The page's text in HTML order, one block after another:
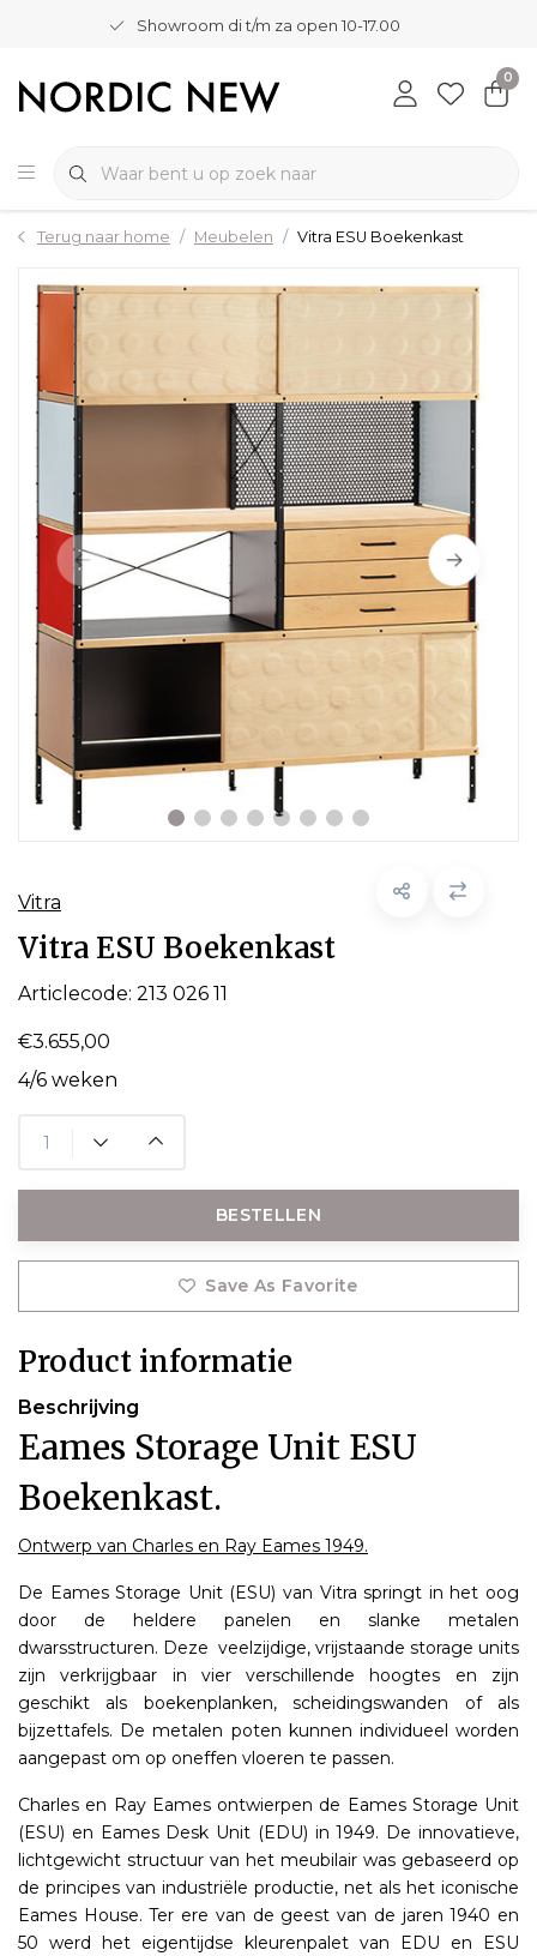
Showroom di t/m za open 10-17.00
0
Terug naar home Meubelen Vitra ESU Boekenkast
Vitra
Vitra ESU Boekenkast
Articlecode: 213 026 11
€3.655,00
4/6 weken
BESTELLEN
Save As Favorite
Product informatie
Beschrijving
Eames Storage Unit ESU
Boekenkast.
Ontwerp van Charles en Ray Eames 1949.
De Eames Storage Unit (ESU) van Vitra springt in het oog
door de heldere panelen en slanke metalen
dwarsstructuren. Deze veelzijdige, vrijstaande storage units
zijn verkrijgbaar in vier verschillende hoogtes en zijn
geschikt als boekenplanken, scheidingswanden of als
bijzettafels. De metalen poten kunnen individueel worden
aangepast om op oneffen vloeren te passen.
Charles en Ray Eames ontwierpen de Eames Storage Unit
(ESU) en Eames Desk Unit (EDU) in 1949. De innovatieve,
lichtgewicht structuur van het meubilair was gebaseerd op
de principes van industriële productie, net als het iconische
Eames House. Ter ere van de geest van de jaren 1940 en
50 werd het eigentijdse kleurenpalet van EDU en ESU